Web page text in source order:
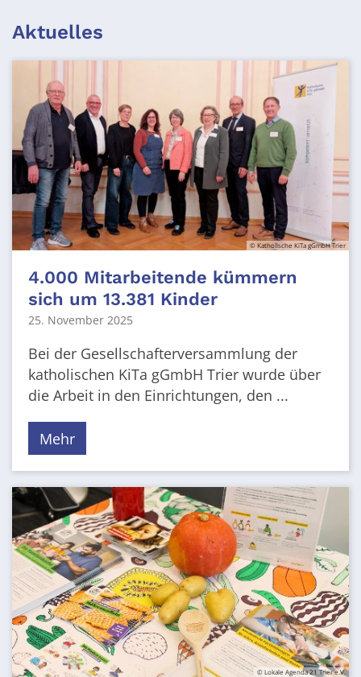
Aktuelles
© Katholische KiTa gGmbH Trier
4.000 Mitarbeitende kümmern
sich um 13.381 Kinder
25. November 2025
Bei der Gesellschafterversammlung der
katholischen KiTa gGmbH Trier wurde über
die Arbeit in den Einrichtungen, den ...
Mehr
© Lokale Agenda 21 Trier e.V.